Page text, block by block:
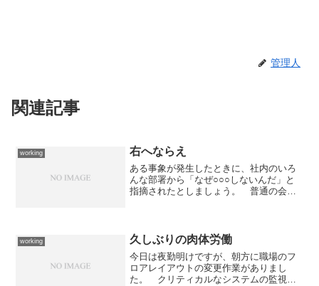
管理人
関連記事
working 右へならえ
ある事象が発生したときに、社内のいろ
んな部署から「なぜ○○○しないんだ」と
指摘されたとしましょう。 普通の会社
思うのですが、ウチの...
working 久しぶりの肉体労働
今日は夜勤明けですが、朝方に職場のフ
ロアレイアウトの変更作業がありまし
た。 クリティカルなシステムの監視も